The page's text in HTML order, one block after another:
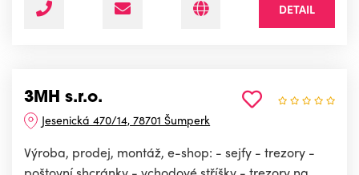
DETAIL
3MH s.r.o.
Jesenická 470/14, 78701 Šumperk
Výroba, prodej, montáž, e-shop: - sejfy - trezory -